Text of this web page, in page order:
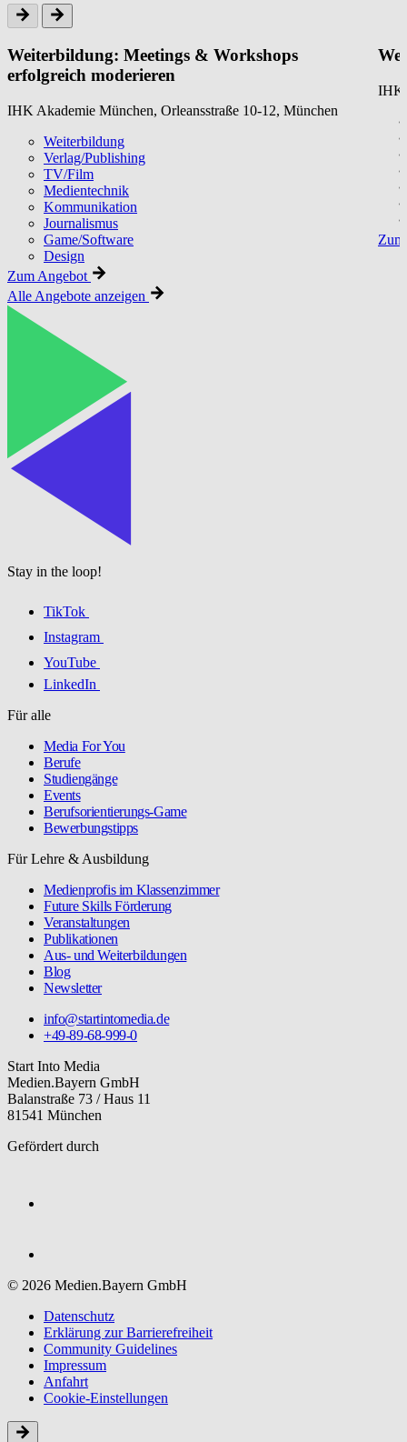
Weiterbildung: Meetings & Workshops
erfolgreich moderieren
IHK Akademie München, Orleansstraße 10-12, München
Weiterbildung
Verlag/Publishing
TV/Film
Medientechnik
Kommunikation
Journalismus
Game/Software
Design
Zum Angebot
IHK
Alle Angebote anzeigen
Stay in the loop!
TikTok
Instagram
YouTube
LinkedIn
Für alle
Media For You
Berufe
Studiengänge
Events
Berufsorientierungs-Game
Bewerbungstipps
Für Lehre & Ausbildung
Medienprofis im Klassenzimmer
Future Skills Förderung
Veranstaltungen
Publikationen
Aus- und Weiterbildungen
Blog
Newsletter
info@startintomedia.de
+49-89-68-999-0
Start Into Media
Medien.Bayern GmbH
Balanstraße 73 / Haus 11
81541 München
Gefördert durch
© 2026 Medien.Bayern GmbH
Datenschutz
Erklärung zur Barriere­freiheit
Community Guidelines
Impressum
Anfahrt
Cookie-Einstellungen